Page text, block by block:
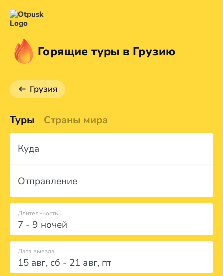
Горящие туры в Грузию
Грузия
Туры Страны мира
Куда
Отправление
7 - 9 ночей
Длительность
Дата выезда
15 авг, сб - 21 авг, пт